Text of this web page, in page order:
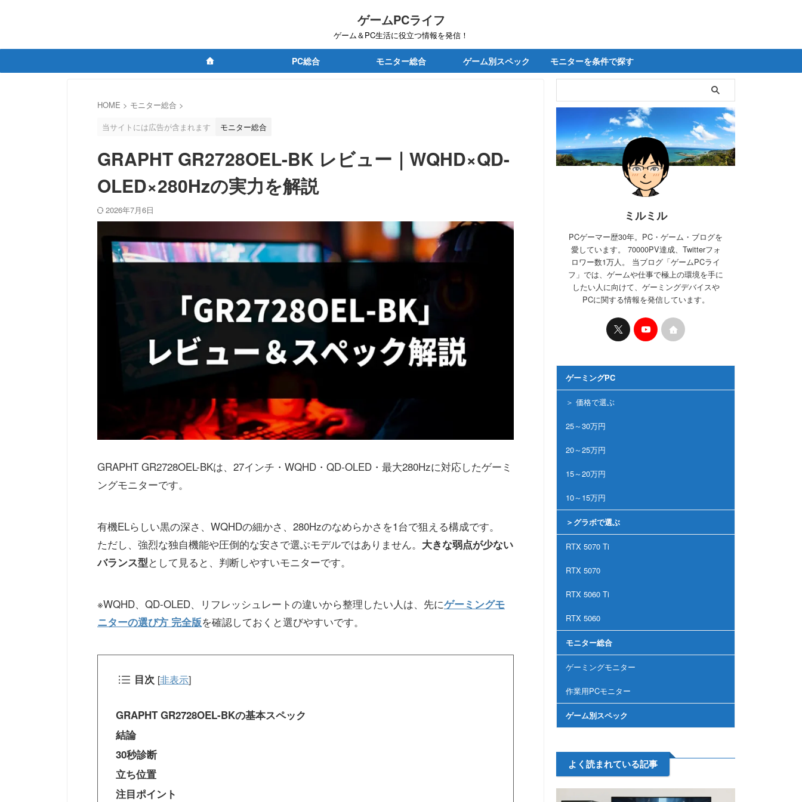
ゲームPCライフ
ゲーム＆PC生活に役立つ情報を発信！
PC総合 モニター総合 ゲーム別スペック モニターを条件で探す
HOME > モニター総合 >
当サイトには広告が含まれます
モニター総合
GRAPHT GR2728OEL-BK レビュー｜WQHD×QD-
OLED×280Hzの実力を解説
2026年7月6日
GRAPHT GR2728OEL-BKは、27インチ・WQHD・QD-OLED・最大280Hzに対応したゲーミ
ングモニターです。
有機ELらしい黒の深さ、WQHDの細かさ、280Hzのなめらかさを1台で狙える構成です。
ただし、強烈な独自機能や圧倒的な安さで選ぶモデルではありません。 大きな弱点が少ない
バランス型として見ると、判断しやすいモニターです。
※WQHD、QD-OLED、リフレッシュレートの違いから整理したい人は、先にゲーミングモ
ニターの選び方 完全版を確認しておくと選びやすいです。
目次 [非表示]
GRAPHT GR2728OEL-BKの基本スペック
結論
30秒診断
立ち位置
注目ポイント
ミルミル
PCゲーマー歴30年。PC・ゲーム・ブログを
愛しています。 70000PV達成、Twitterフォ
ロワー数1万人。 当ブログ「ゲームPCライ
フ」では、ゲームや仕事で極上の環境を手に
したい人に向けて、ゲーミングデバイスや
PCに関する情報を発信しています。
ゲーミングPC
＞ 価格で選ぶ
25～30万円
20～25万円
15～20万円
10～15万円
＞グラボで選ぶ
RTX 5070 Ti
RTX 5070
RTX 5060 Ti
RTX 5060
モニター総合
ゲーミングモニター
作業用PCモニター
ゲーム別スペック
よく読まれている記事